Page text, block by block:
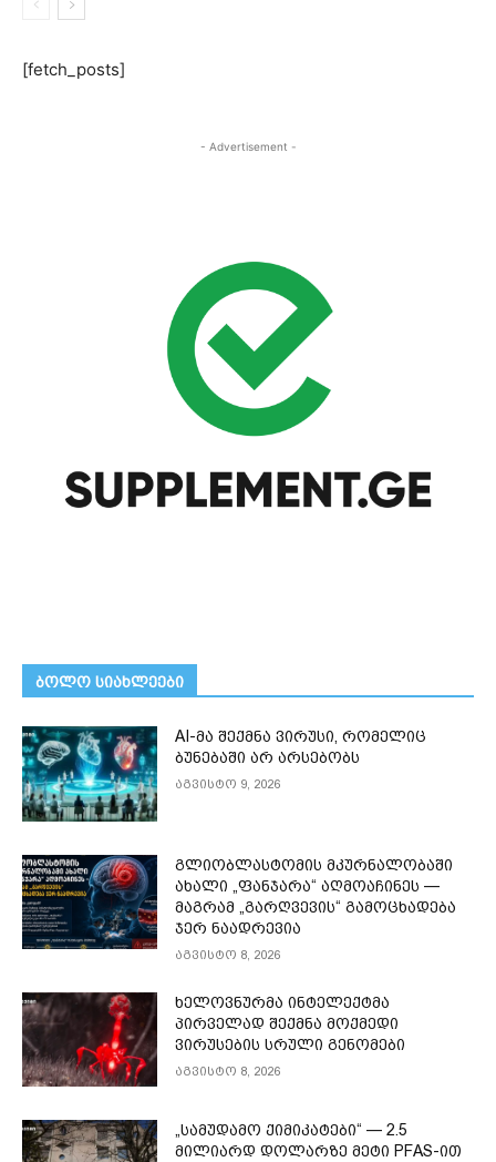
[fetch_posts]
- Advertisement -
ᲑᲝᲚᲝ ᲡᲘᲐᲮᲚᲔᲔᲑᲘ
AI-მა შექმნა ვირუსი, რომელიც
ბუნებაში არ არსებობს
აგვისტო 9, 2026
გლიობლასტომის მკურნალობაში
ახალი „ფანჯარა“ აღმოაჩინეს —
მაგრამ „გარღვევის“ გამოცხადება
ჯერ ნაადრევია
აგვისტო 8, 2026
ხელოვნურმა ინტელექტმა
პირველად შექმნა მოქმედი
ვირუსების სრული გენომები
აგვისტო 8, 2026
„სამუდამო ქიმიკატები“ — 2.5
მილიარდ დოლარზე მეტი PFAS-ით